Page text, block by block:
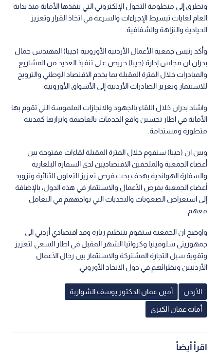
وتطرق إلى منظومة التحول الإلكتروني التي تنفذها الأمانة منذ بداية
العام لغايات تبسيط الإجراءات والسرعة في اتخاذ القرار وتعزيز
الحيادية والنزاهة والشفافية.
وأكد رئيس جمعية الأعمال الأردنية الأوروبية (جيبا) المهندس جمال
بدران ان مجلس إدارة (جيبا) حريص على تنفيذ العديد من المشاريع
والمبادرات خلال الفترة المقبلة بما يخدم الاقتصاد الوطني والترويج
للاستثمار وتعزيز الصادرات الأردنية إلى الأسواق الأوروبية.
واشاد بدران خلال اللقاء بالجهود والانجازات الملموسة التي تقوم بها
الأمانة في اطار تحسين واقع الخدمات بالعاصمة وابرازها كمدينة
متطورة ومستدامة.
وبين ان (جيبا) ستقوم خلال الفترة المقبلة لقاءات مفتوحة بين
أعضاء الجمعية والملحقين الاقتصاديين لدى السفارة البلغارية
والسفارة الهولندية بهدف بحث فرص تعزيز التعاون الثنائية وتزويد
أعضاء الجمعية بفرص الأعمال والاستثمار في هذه الدول، بالإضافة
إلى استعراض الصعوبات والتحديات التي تواجههم في التعامل
معهم.
واوضح ان الجمعية ستقوم بتنظيم زيارة وفد اقتصادي أردني الى
جمهوريتي سلوفينيا وكرواتيا الشهر المقبل في اطار السعي لتعزيز
وتقوية سبل التجارة المشتركة والاستثمار بين رجال الأعمال
الأردنيين ونظرائهم في دول الاتحاد الأوروبي.
الأردن أمين عمان الدكتور يوسف الشواربة
أمانة عمان الكبرى
اقرأ أيضاً